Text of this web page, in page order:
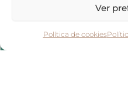
Ver
Política de cookies